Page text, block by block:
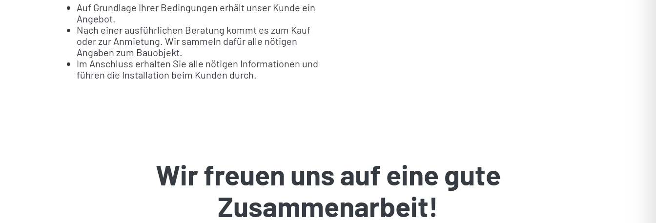
0331 – 971 89 810
info@pepsolar.de
Auf Grundlage Ihrer Bedingungen erhält unser Kunde ein
Angebot.
Nach einer ausführlichen Beratung kommt es zum Kauf
oder zur Anmietung. Wir sammeln dafür alle nötigen
Angaben zum Bauobjekt.
Im Anschluss erhalten Sie alle nötigen Informationen und
führen die Installation beim Kunden durch.
Wir freuen uns auf eine gute
Zusammenarbeit!